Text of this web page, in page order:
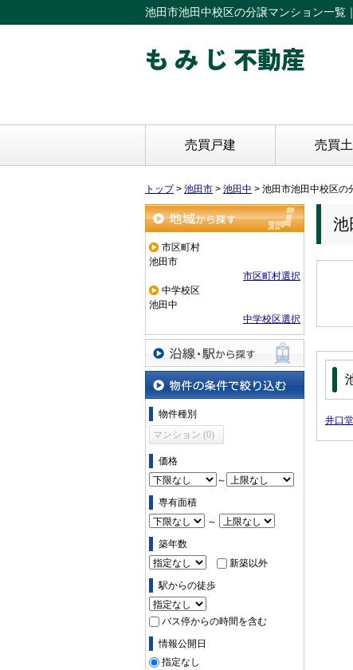
池田市池田中校区の分譲マンション一覧
も み じ 不動産
売買戸建 売買
トップ> 池田市 > 池田中 > 池田市池田中校区の
地域から探す
市区町村
池田市
市区町村選択
中学校区
池田中
中学校区選択
沿線・駅から探す
物件の条件で絞り込む
物件種別
マンション (0)
価格
～
専有面積
～
築年数
新築以外
駅からの徒歩
バス停からの時間を含む
情報公開日
指定なし
池
井口堂